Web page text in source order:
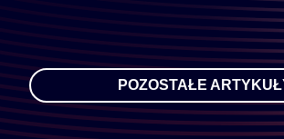
POZOSTAŁE